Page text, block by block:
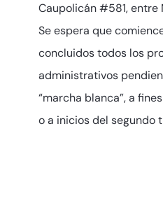
Caupolicán #581, entre
Se espera que
concluidos todos los
administrativos
“marcha blanca”, a
o a inicios del segundo